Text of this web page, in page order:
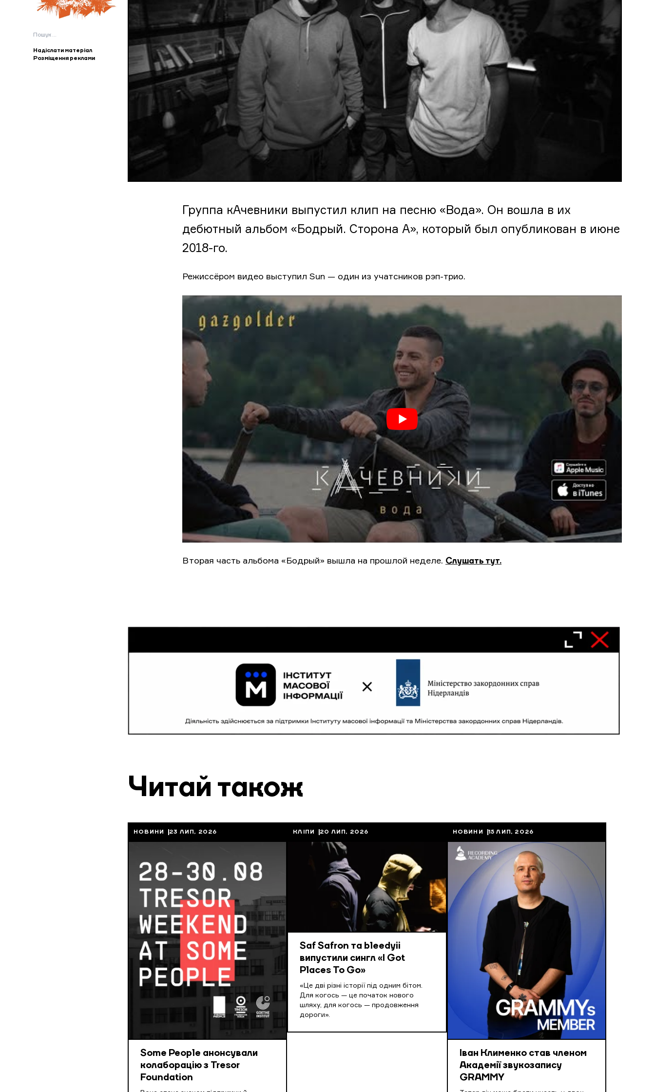
Пошук:
Надіслати матеріал
Розміщення реклами
Группа кАчевники выпустил клип на песню «Вода». Он вошла в их
дебютный альбом «Бодрый. Сторона А», который был опубликован в июне
2018-го.
Режиссёром видео выступил Sun — один из учатсников рэп-трио.
Вторая часть альбома «Бодрый» вышла на прошлой неделе. Слушать тут.
Читай також
НОВИНИ 23 ЛИП, 2026
Some People анонсували
колаборацію з Tresor
Foundation
КЛІПИ 20 ЛИП, 2026
Saf Safron та bleedyii
випустили сингл «I Got
Places To Go»
«Це дві різні історії під одним бітом.
Для когось — це початок нового
шляху, для когось — продовження
дороги».
НОВИНИ 15 ЛИП, 2026
Іван Клименко став членом
Академії звукозапису
GRAMMY